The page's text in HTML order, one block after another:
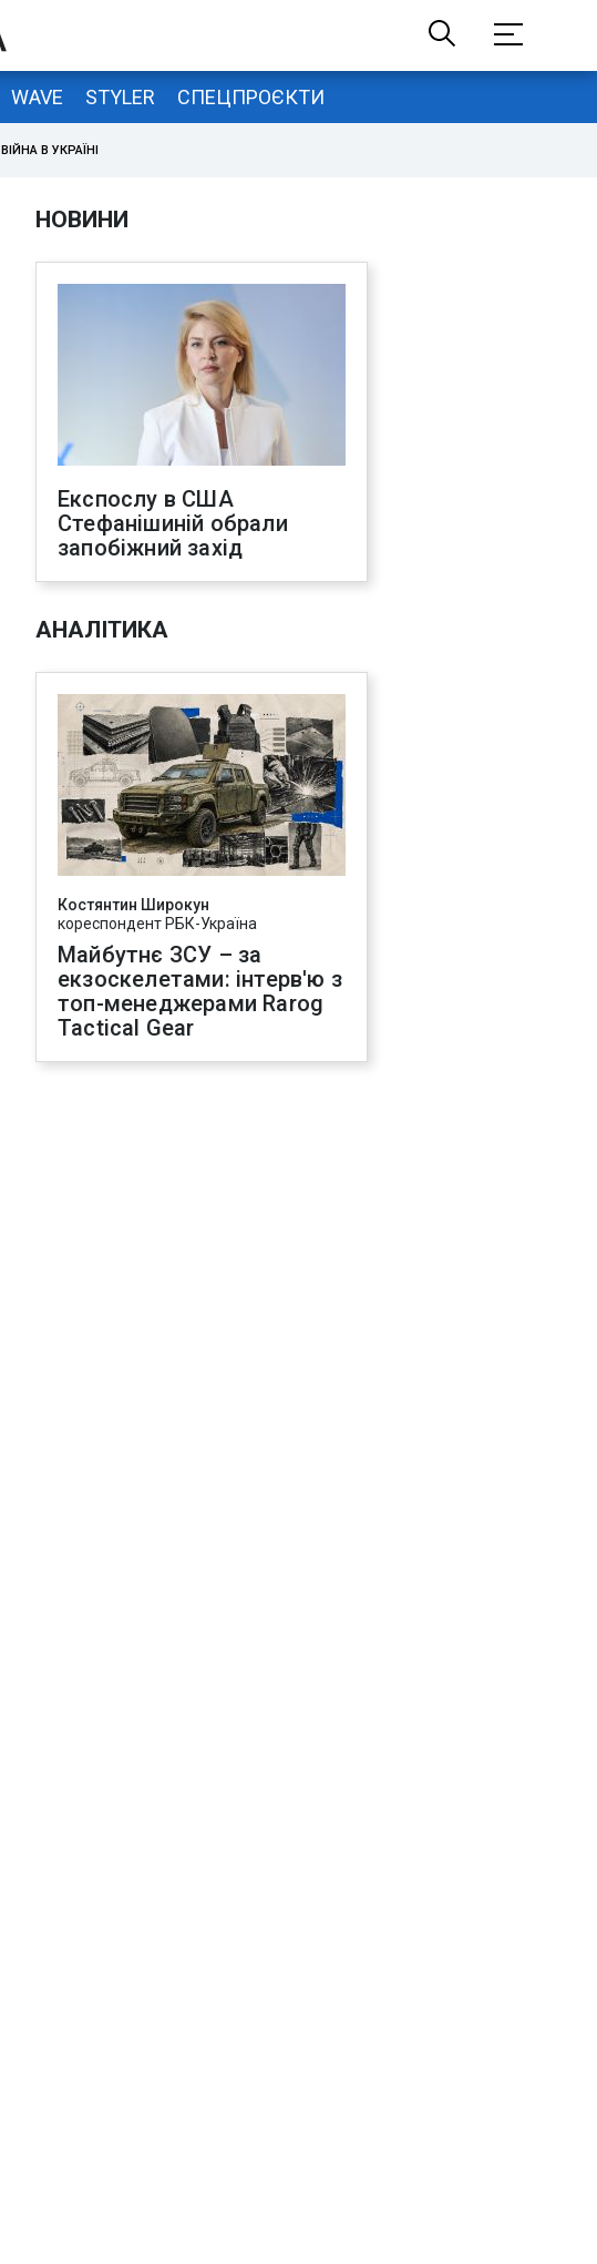
WAVE STYLER СПЕЦПРОЄКТИ
ВІЙНА В УКРАЇНІ
НОВИНИ
Експослу в США
Стефанішиній обрали
запобіжний захід
АНАЛІТИКА
Костянтин Широкун
кореспондент РБК-Україна
Майбутнє ЗСУ – за
екзоскелетами: інтерв'ю з
топ-менеджерами Rarog
Tactical Gear